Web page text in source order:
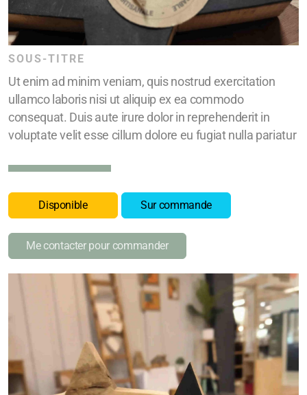
SOUS-TITRE
Ut enim ad minim veniam, quis nostrud exercitation
ullamco laboris nisi ut aliquip ex ea commodo
consequat. Duis aute irure dolor in reprehenderit in
voluptate velit esse cillum dolore eu fugiat nulla pariatur
Disponible Sur commande
Me contacter pour commander